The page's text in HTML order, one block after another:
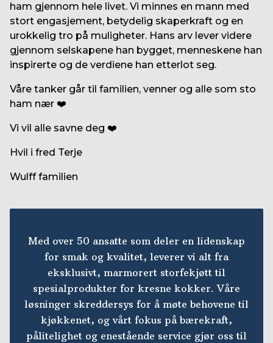
ham gjennom hele livet. Vi minnes en mann med
stort engasjement, betydelig skaperkraft og en
urokkelig tro på muligheter. Hans arv lever videre
gjennom selskapene han bygget, menneskene han
inspirerte og de verdiene han etterlot seg.
Våre tanker går til familien, venner og alle som sto
ham nær ❤️
Vi vil alle savne deg ❤️
Hvil i fred Terje
Wulff familien
Med over 50 ansatte som deler en lidenskap
for smak og kvalitet, leverer vi alt fra
eksklusivt, marmorert storfekjøtt til
spesialprodukter for kresne kokker. Våre
løsninger skreddersys for å møte behovene til
kjøkkenet, og vårt fokus på bærekraft,
pålitelighet og enestående service gjør oss til